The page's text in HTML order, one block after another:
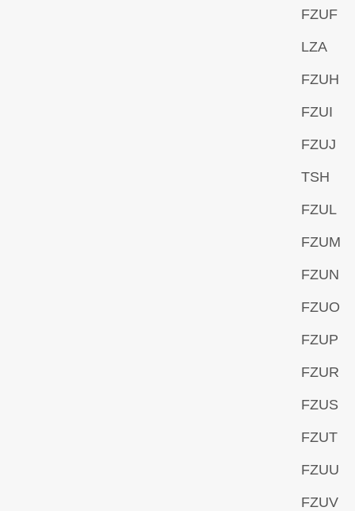
FZUF
LZA
FZUH
FZUI
FZUJ
TSH
FZUL
FZUM
FZUN
FZUO
FZUP
FZUR
FZUS
FZUT
FZUU
FZUV